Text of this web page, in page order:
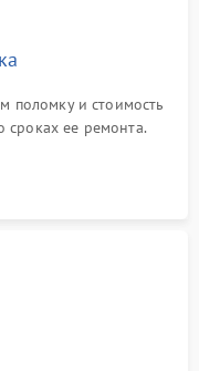
поломку и стоимость
ее ремонта.